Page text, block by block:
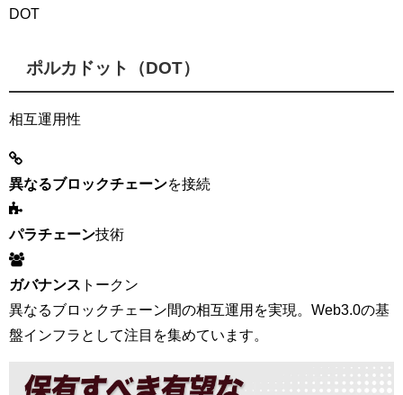
DOT
ポルカドット（DOT）
相互運用性
異なるブロックチェーンを接続
パラチェーン技術
ガバナンス トークン
異なるブロックチェーン間の相互運用を実現。Web3.0の基
盤インフラとして注目を集めています。